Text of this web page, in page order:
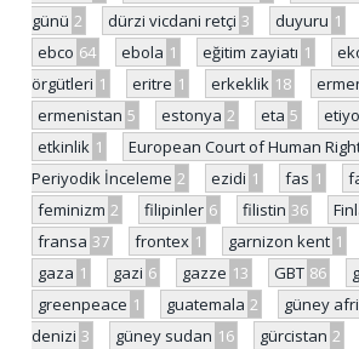
günü 2 dürzi vicdani retçi 3 duyuru 1
ebco 64 ebola 1 eğitim zayiatı 1
örgütleri 1 eritre 1 erkeklik 18
ermenistan 5 estonya 2 eta 5
etkinlik 1 European Court of Human
Periyodik İnceleme 2 ezidi 1 fas 1
feminizm 2 filipinler 6 filistin 36
fransa 37 frontex 1 garnizon kent 1
gaza 1 gazi 6 gazze 13 GBT 86
greenpeace 1 guatemala 2 güney
denizi 3 güney sudan 16 gürcistan 2